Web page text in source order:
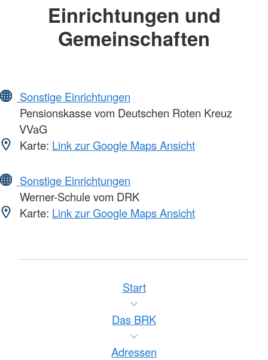
Einrichtungen und
Gemeinschaften
Sonstige Einrichtungen
Pensionskasse vom Deutschen Roten Kreuz
VVaG
Karte: Link zur Google Maps Ansicht
Sonstige Einrichtungen
Werner-Schule vom DRK
Karte: Link zur Google Maps Ansicht
Start
Das BRK
Adressen